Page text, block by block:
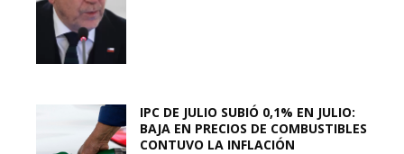
IPC DE JULIO SUBIÓ 0,1% EN JULIO:
BAJA EN PRECIOS DE COMBUSTIBLES
CONTUVO LA INFLACIÓN